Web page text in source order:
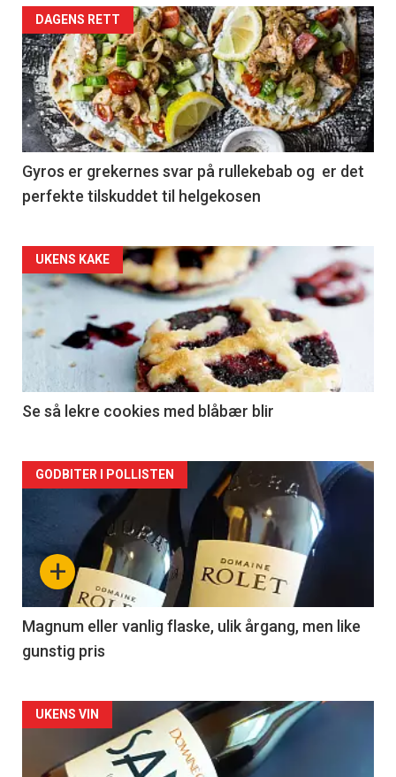
DAGENS RETT
Gyros er grekernes svar på rullekebab og er det
perfekte tilskuddet til helgekosen
Forsiden
akkurat
nå
2
UKENS KAKE
Se så lekre cookies med blåbær blir
Forsiden
akkurat
nå
3
+
GODBITER I POLLISTEN
Magnum eller vanlig flaske, ulik årgang, men like
gunstig pris
Forsiden
akkurat
UKENS VIN